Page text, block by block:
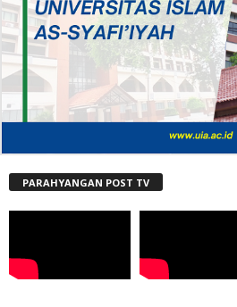
PARAHYANGAN POST TV